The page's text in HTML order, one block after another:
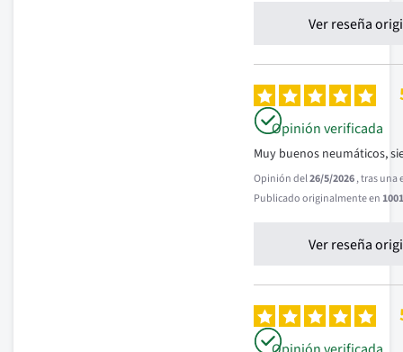
Ver reseña
Opinión verificada
Muy buenos neumáticos,
Opinión del26/5/2026, tras una
Publicado originalmente en
Ver reseña